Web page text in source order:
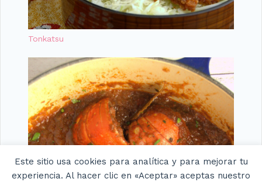
Este sitio usa cookies para analítica y para mejorar tu
experiencia. Al hacer clic en «Aceptar» aceptas nuestro
Tonkatsu